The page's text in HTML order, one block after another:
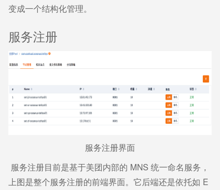
变成一个结构化管理。
服务注册
服务注册界面
服务注册目前是基于美团内部的 MNS 统一命名服务，
上图是整个服务注册的前端界面。它后端还是依托如 E